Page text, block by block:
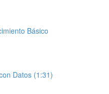
Básico
Datos (1:31)